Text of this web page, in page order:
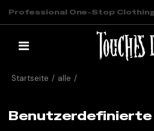
Startseite / alle /
Benutzerdefinierte